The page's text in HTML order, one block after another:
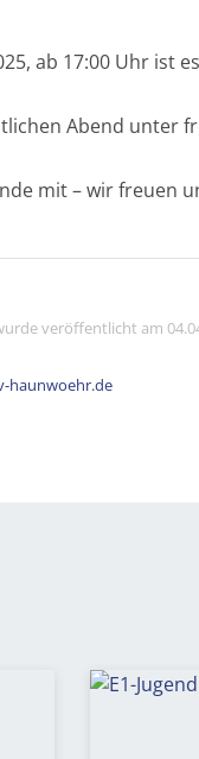
ab 17:00 Uhr ist
Abend unter
mit – wir freuen
veröffentlicht am
haunwoehr.de